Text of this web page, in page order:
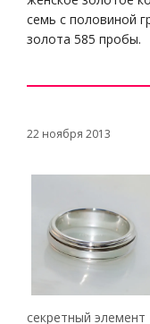
семь с половиной
золота 585 пробы.
22 ноября 2013
секретный